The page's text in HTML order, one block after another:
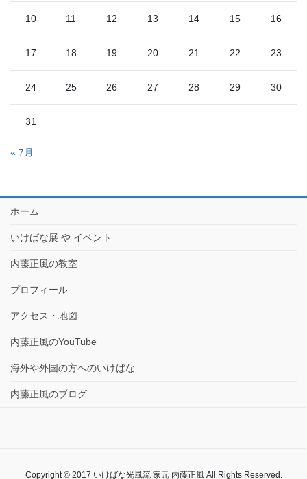
10 11 12 13 14 15 16
17 18 19 20 21 22 23
24 25 26 27 28 29 30
31
« 7月
ホーム
いけばな展 や イベント
内藤正風の教室
プロフィール
アクセス・地図
内藤正風のYouTube
海外や外国の方へのいけばな
内藤正風のブログ
Copyright © 2017 いけばな光風流 家元 内藤正風 All Rights Reserved.